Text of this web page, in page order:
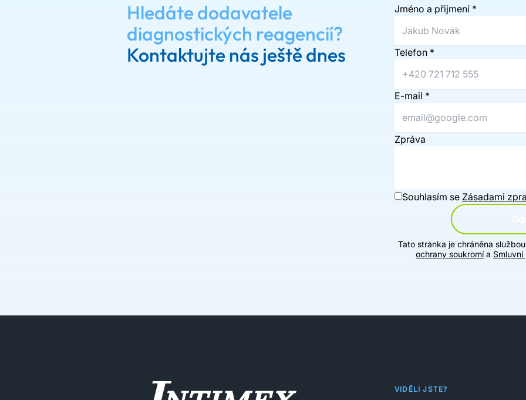
Hledáte dodavatele
diagnostických reagencií?
Kontaktujte nás ještě dnes
Jméno a přijmení *
Telefon *
E-mail *
Zpráva
Souhlasím se Zásadami
Tato stránka je chráněna
ochrany soukromía
VIDĚLI JSTE?